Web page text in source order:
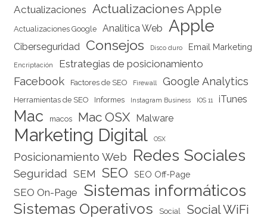
Actualizaciones Actualizaciones Apple
Actualizaciones Google Analitica Web Apple
Ciberseguridad Consejos Disco duro Email Marketing
Encriptación Estrategias de posicionamiento
Facebook Factores de SEO Firewall Google Analytics
Herramientas de SEO Informes Instagram Business IOS 11 iTunes
Mac macos Mac OSX Malware
Marketing Digital OSX
Posicionamiento Web Redes Sociales
Seguridad SEM SEO SEO Off-Page
SEO On-Page Sistemas informáticos
Sistemas Operativos Social Social WiFi